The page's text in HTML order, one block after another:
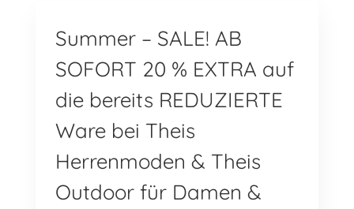
Summer – SALE! AB
SOFORT 20 % EXTRA auf
die bereits REDUZIERTE
Ware bei Theis
Herrenmoden & Theis
Outdoor für Damen &